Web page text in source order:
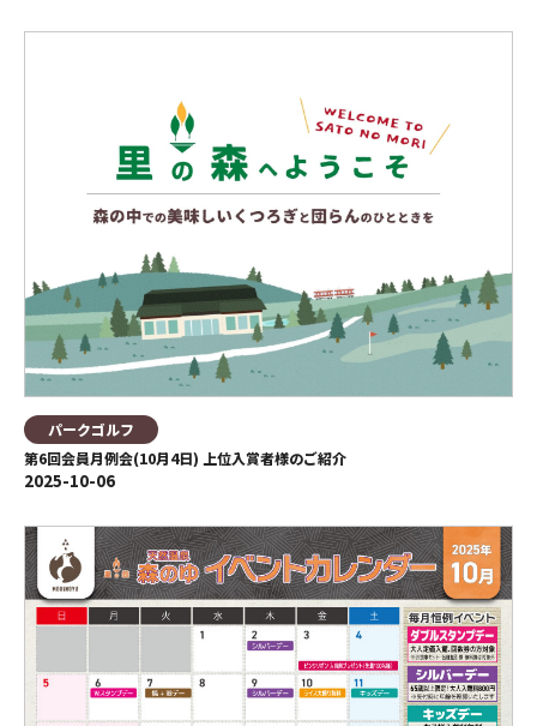
パークゴルフ
第6回会員月例会(10月4日) 上位入賞者様のご紹介
2025-10-06